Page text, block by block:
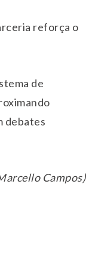
reforça o
de
debates
Campos)